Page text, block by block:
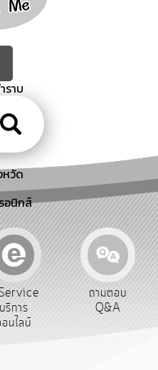
ราบ
วัด
หวัด
อนิกส์
ถามตอบ
Q&A
สำรวจความ
พึงพอใจ